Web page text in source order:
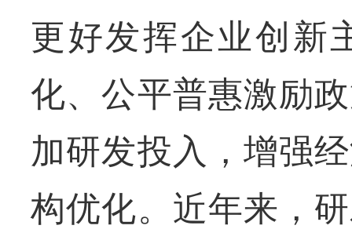
更好发挥企业创新
化、公平普惠激励
加研发投入，增强
构优化。近年来，